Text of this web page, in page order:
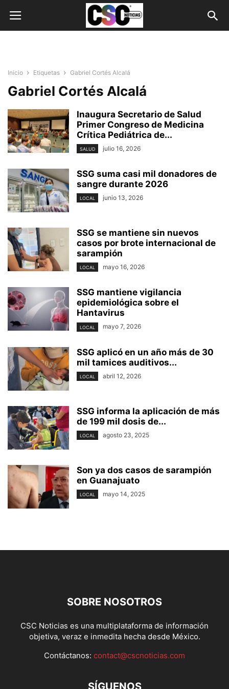
Inicio Etiquetas Gabriel Cortés Alcalá
Gabriel Cortés Alcalá
Inaugura Secretario de Salud
Primer Congreso de Medicina
Crítica Pediátrica de...
SALUD julio 16, 2026
SSG suma casi mil donadores de
sangre durante 2026
LOCAL junio 13, 2026
SSG se mantiene sin nuevos
casos por brote internacional de
sarampión
LOCAL mayo 16, 2026
SSG mantiene vigilancia
epidemiológica sobre el
Hantavirus
LOCAL mayo 7, 2026
SSG aplicó en un año más de 30
mil tamices auditivos...
LOCAL abril 12, 2026
SSG informa la aplicación de más
de 199 mil dosis de...
LOCAL agosto 23, 2025
Son ya dos casos de sarampión
en Guanajuato
LOCAL mayo 14, 2025
SOBRE NOSOTROS
CSC Noticias es una multiplataforma de información
objetiva, veraz e inmedita hecha desde México.
Contáctanos: contact@cscnoticias.com
SÍGUENOS